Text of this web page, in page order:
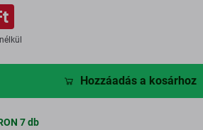
Hozzáadás a kosárhoz
7 db